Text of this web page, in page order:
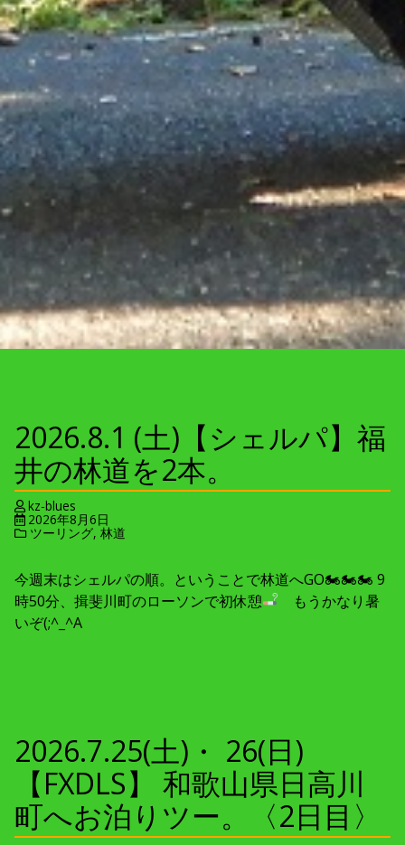
2026.8.1 (土)【シェルパ】福
井の林道を2本。
kz-blues
2026年8月6日
ツーリング,林道
今週末はシェルパの順。ということで林道へGO🏍🏍🏍 9
時50分、揖斐川町のローソンで初休憩
もうかなり暑
いぞ(;^_^A
2026.7.25(土)・ 26(日)
【FXDLS】 和歌山県日高川
町へお泊りツー。〈2日目〉